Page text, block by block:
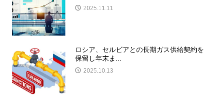
2025.11.11
ロシア、セルビアとの長期ガス供給契約を
保留し年末ま...
2025.10.13